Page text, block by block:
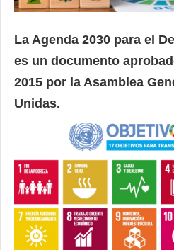
La Agenda 2030 para el
es un documento
2015 por la Asamblea
Unidas.